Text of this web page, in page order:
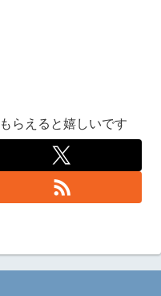
らえると嬉しいです